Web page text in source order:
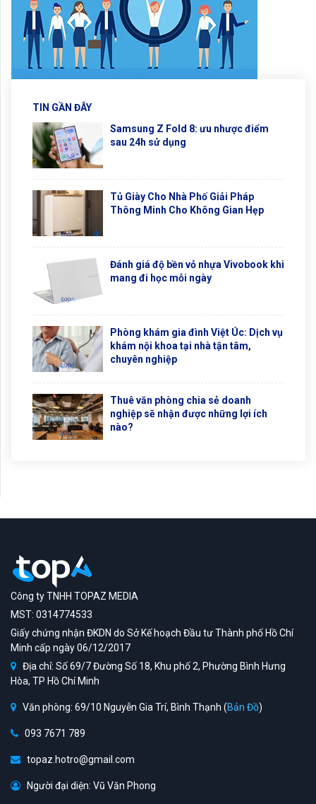
TIN GẦN ĐÂY
Samsung Z Fold 8: ưu nhược điểm
sau 24h sử dụng
Tủ Giày Cho Nhà Phố Giải Pháp
Thông Minh Cho Không Gian Hẹp
Đánh giá độ bền vỏ nhựa Vivobook khi
mang đi học mỗi ngày
Phòng khám gia đình Việt Úc: Dịch vụ
khám nội khoa tại nhà tận tâm,
chuyên nghiệp
Thuê văn phòng chia sẻ doanh
nghiệp sẽ nhận được những lợi ích
nào?
Công ty TNHH TOPAZ MEDIA
MST: 0314774533
Giấy chứng nhận ĐKDN do Sở Kế hoạch Đầu tư Thành phố Hồ Chí
Minh cấp ngày 06/12/2017
Địa chỉ: Số 69/7 Đường Số 18, Khu phố 2, Phường Bình Hưng
Hòa, TP Hồ Chí Minh
Văn phòng: 69/10 Nguyễn Gia Trí, Bình Thạnh (Bản Đồ)
093 7671 789
topaz.hotro@gmail.com
Người đại diện: Vũ Văn Phong